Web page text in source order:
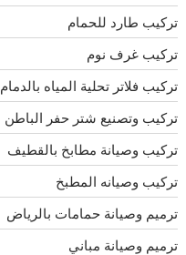
تركيب طارد للحمام
تركيب غرف نوم
تركيب فلاتر تحلية المياه بالدمام
تركيب وتصنيع شتر حفر الباطن
تركيب وصيانة مطابخ بالقطيف
تركيب وصيانه المطبخ
ترميم وصيانة حمامات بالرياض
ترميم وصيانة مباني